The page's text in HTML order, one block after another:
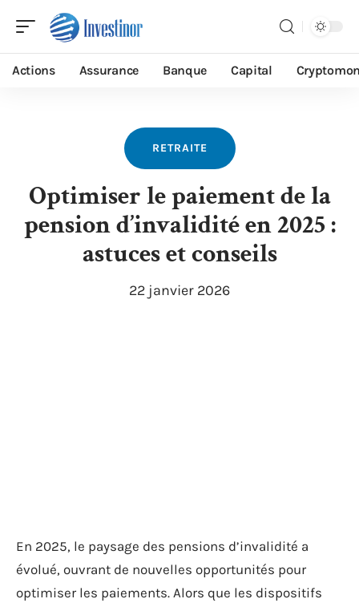
Actions Assurance Banque Capital
RETRAITE
Optimiser le paiement de la
pension d’invalidité en 2025 :
astuces et conseils
22 janvier 2026
En 2025, le paysage des pensions d’invalidité a
évolué, ouvrant de nouvelles opportunités pour
optimiser les paiements. Alors que les dispositifs